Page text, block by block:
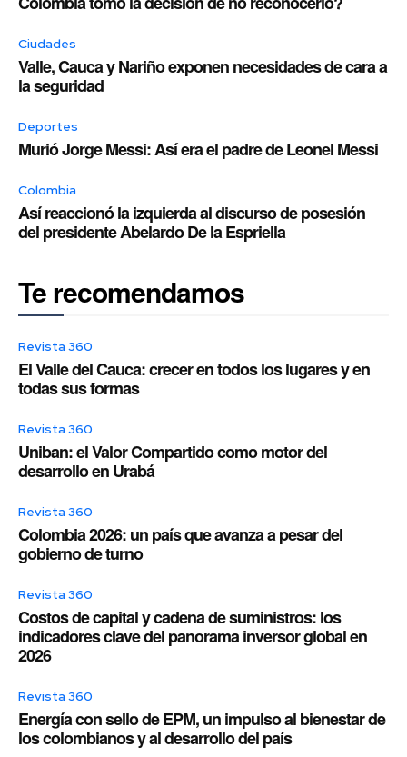
Ciudades
Valle, Cauca y Nariño exponen necesidades de cara a
la seguridad
Deportes
Murió Jorge Messi: Así era el padre de Leonel Messi
Colombia
Así reaccionó la izquierda al discurso de posesión
del presidente Abelardo De la Espriella
Te recomendamos
Revista 360
El Valle del Cauca: crecer en todos los lugares y en
todas sus formas
Revista 360
Uniban: el Valor Compartido como motor del
desarrollo en Urabá
Revista 360
Colombia 2026: un país que avanza a pesar del
gobierno de turno
Revista 360
Costos de capital y cadena de suministros: los
indicadores clave del panorama inversor global en
2026
Revista 360
Energía con sello de EPM, un impulso al bienestar de
los colombianos y al desarrollo del país